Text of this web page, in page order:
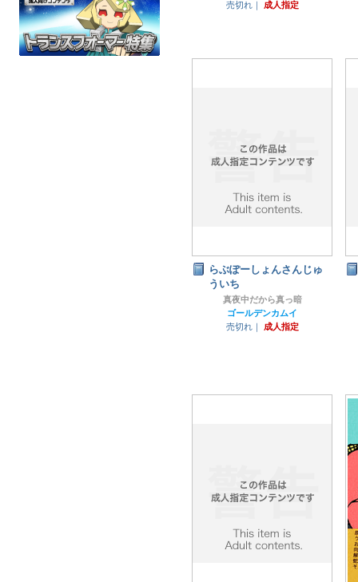
売切れ｜ 成人指定
らぶぽーしょんさんじゅ
ういち
真夜中だから真っ暗
ゴールデンカムイ
売切れ｜
成人指定